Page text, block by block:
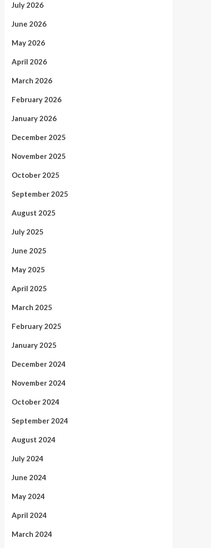
July 2026
June 2026
May 2026
April 2026
March 2026
February 2026
January 2026
December 2025
November 2025
October 2025
September 2025
August 2025
July 2025
June 2025
May 2025
April 2025
March 2025
February 2025
January 2025
December 2024
November 2024
October 2024
September 2024
August 2024
July 2024
June 2024
May 2024
April 2024
March 2024